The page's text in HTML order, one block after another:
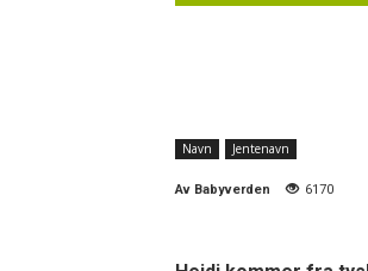
Navn Jentenavn
Av Babyverden 6170